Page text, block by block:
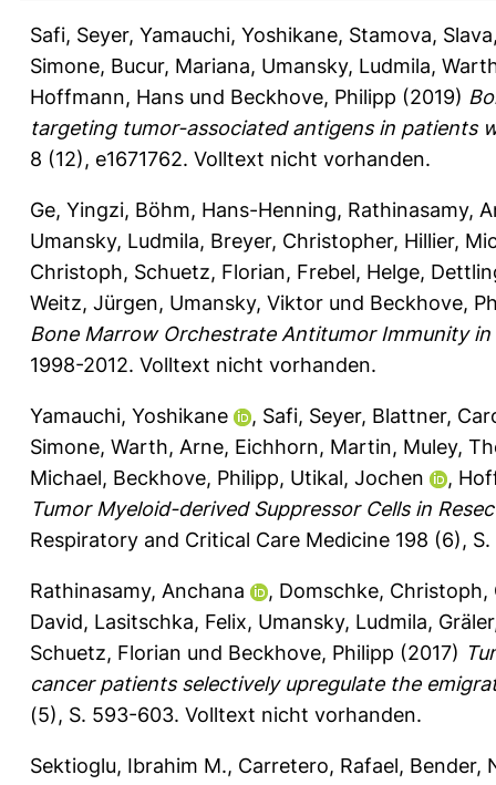
Safi, Seyer, Yamauchi, Yoshikane, Stamova, Slava
Simone, Bucur, Mariana, Umansky, Ludmila,
Hoffmann, Hans und Beckhove, Philipp (2019)
targeting tumor-associated antigens in patients
8 (12), e1671762. Volltext nicht vorhanden.
Ge, Yingzi, Böhm, Hans-Henning, Rathinasamy,
Umansky, Ludmila, Breyer, Christopher, Hillier,
Christoph, Schuetz, Florian, Frebel, Helge,
Weitz, Jürgen, Umansky, Viktor und Beckhove,
Bone Marrow Orchestrate Antitumor Immunity in
1998-2012. Volltext nicht vorhanden.
Yamauchi, Yoshikane , Safi, Seyer, Blattner,
Simone, Warth, Arne, Eichhorn, Martin, Muley,
Michael, Beckhove, Philipp, Utikal, Jochen ,
Tumor Myeloid-derived Suppressor Cells in
Respiratory and Critical Care Medicine 198 (6),
Rathinasamy, Anchana , Domschke, Christoph,
David, Lasitschka, Felix, Umansky, Ludmila,
Schuetz, Florian und Beckhove, Philipp (2017)
cancer patients selectively upregulate the
(5), S. 593-603. Volltext nicht vorhanden.
Sektioglu, Ibrahim M., Carretero, Rafael, Bender,